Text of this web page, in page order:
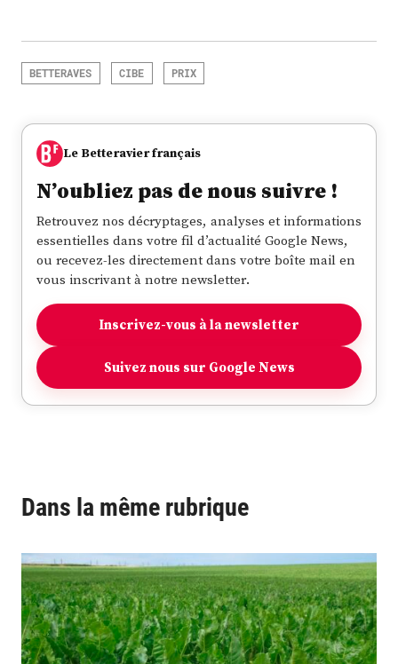
BETTERAVES CIBE PRIX
Le Betteravier français
N’oubliez pas de nous suivre !
Retrouvez nos décryptages, analyses et informations
essentielles dans votre fil d’actualité Google News,
ou recevez-les directement dans votre boîte mail en
vous inscrivant à notre newsletter.
Inscrivez-vous à la newsletter
Suivez nous sur Google News
Dans la même rubrique